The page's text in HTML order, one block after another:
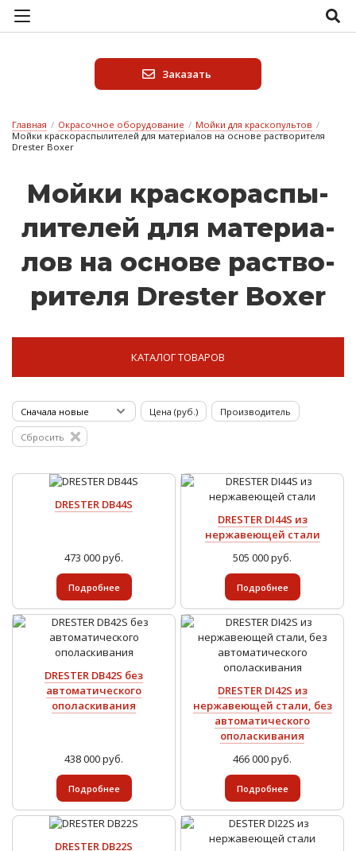
Заказать
Главная / Окрасочное оборудование / Мойки для краскопультов /
Мойки краскораспылителей для материалов на основе растворителя
Drester Boxer
Мой­ки крас­ко­рас­пы­
ли­те­лей для ма­те­ри­а­
лов на ос­но­ве рас­тво­
ри­те­ля Drester Boxer
КАТАЛОГ ТОВАРОВ
Цена (руб.) Производитель
Сбросить
DRESTER DB44S
473 000 руб.
Подробнее
DRESTER DI44S из
нержавеющей стали
505 000 руб.
Подробнее
DRESTER DB42S без
автоматического
ополаскивания
438 000 руб.
Подробнее
DRESTER DI42S из
нержавеющей стали, без
автоматического
ополаскивания
466 000 руб.
Подробнее
DRESTER DB22S